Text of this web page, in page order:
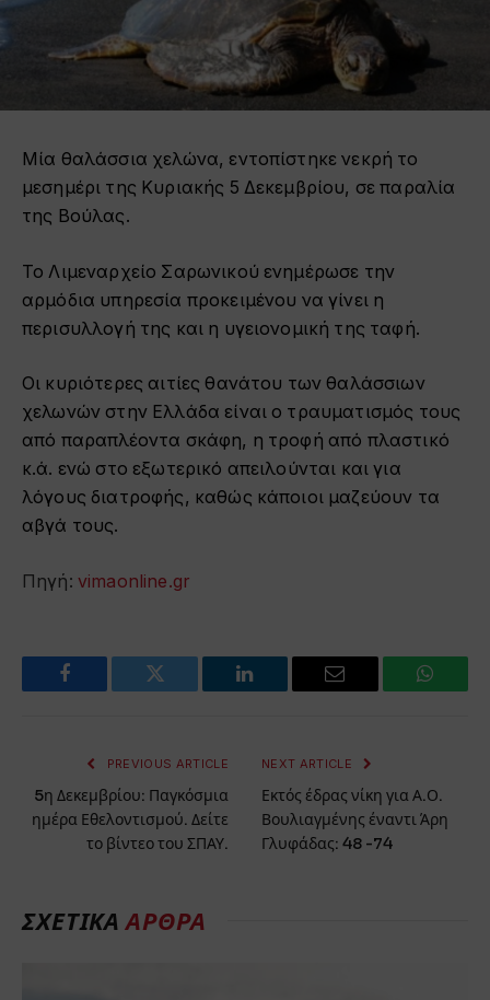
Μία θαλάσσια χελώνα, εντοπίστηκε νεκρή το
μεσημέρι της Κυριακής 5 Δεκεμβρίου, σε παραλία
της Βούλας.
Το Λιμεναρχείο Σαρωνικού ενημέρωσε την
αρμόδια υπηρεσία προκειμένου να γίνει η
περισυλλογή της και η υγειονομική της ταφή.
Οι κυριότερες αιτίες θανάτου των θαλάσσιων
χελωνών στην Ελλάδα είναι ο τραυματισμός τους
από παραπλέοντα σκάφη, η τροφή από πλαστικό
κ.ά. ενώ στο εξωτερικό απειλούνται και για
λόγους διατροφής, καθώς κάποιοι μαζεύουν τα
αβγά τους.
Πηγή: vimaonline.gr
Facebook Twitter LinkedIn Email
PREVIOUS ARTICLE
5η Δεκεμβρίου: Παγκόσμια
ημέρα Εθελοντισμού. Δείτε
το βίντεο του ΣΠΑΥ.
NEXT ARTICLE
Εκτός έδρας νίκη για Α.Ο.
Βουλιαγμένης έναντι Άρη
Γλυφάδας: 48 -74
ΣΧΕΤΙΚΆΆΡΘΡΑ